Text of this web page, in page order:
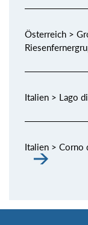
Österreich >
Italien > Lago
Italien > Corno